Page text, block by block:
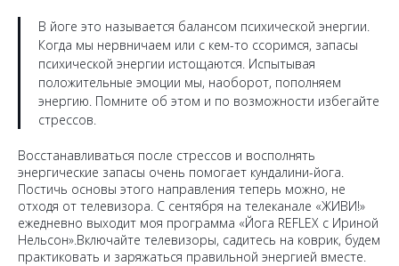
В йоге это называется балансом психической энергии.
Когда мы нервничаем или с кем-то ссоримся, запасы
психической энергии истощаются. Испытывая
положительные эмоции мы, наоборот, пополняем
энергию. Помните об этом и по возможности избегайте
стрессов.
Восстанавливаться после стрессов и восполнять
энергические запасы очень помогает кундалини-йога.
Постичь основы этого направления теперь можно, не
отходя от телевизора. С сентября на телеканале «ЖИВИ!»
ежедневно выходит моя программа «Йога REFLEX с Ириной
Нельсон».Включайте телевизоры, садитесь на коврик, будем
практиковать и заряжаться правильной энергией вместе.